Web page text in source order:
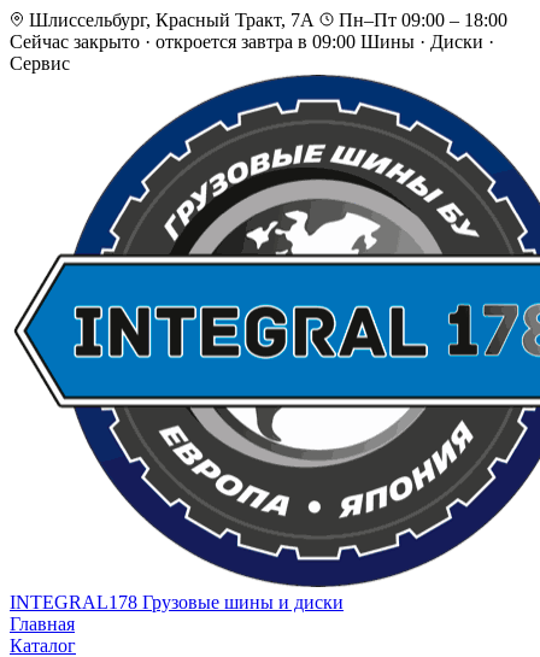
Шлиссельбург, Красный Тракт, 7А
Пн–Пт 09:00 – 18:00
Сейчас закрыто · откроется завтра в 09:00 Шины · Диски ·
Сервис
INTEGRAL178 Грузовые шины и диски
Главная
Каталог